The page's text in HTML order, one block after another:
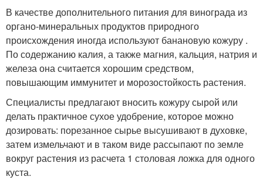
В качестве дополнительного питания для винограда из
органо-минеральных продуктов природного
происхождения иногда используют банановую кожуру .
По содержанию калия, а также магния, кальция, натрия и
железа она считается хорошим средством,
повышающим иммунитет и морозостойкость растения.
Специалисты предлагают вносить кожуру сырой или
делать практичное сухое удобрение, которое можно
дозировать: порезанное сырье высушивают в духовке,
затем измельчают и в таком виде рассыпают по земле
вокруг растения из расчета 1 столовая ложка для одного
куста.